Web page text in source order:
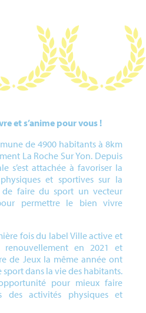
et s’anime pour vous !
de 4900 habitants à 8km
La Roche Sur Yon. Depuis
s’est attachée à favoriser la
et sportives sur la
faire du sport un vecteur
permettre le bien vivre
fois du label Ville active et
renouvellement en 2021 et
de Jeux la même année ont
dans la vie des habitants.
pour mieux faire
des activités physiques et